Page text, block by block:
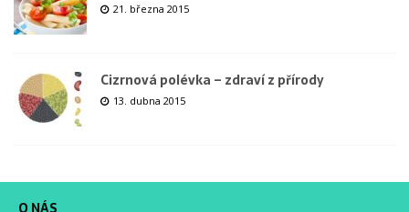
21. března 2015
Cizrnová polévka – zdraví z přírody
13. dubna 2015